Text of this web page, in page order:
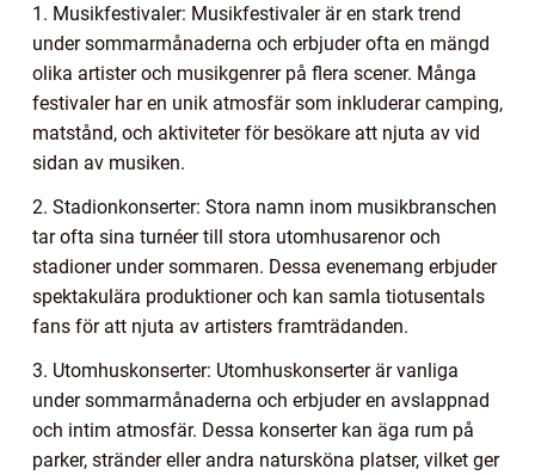
1. Musikfestivaler: Musikfestivaler är en stark trend
under sommarmånaderna och erbjuder ofta en mängd
olika artister och musikgenrer på flera scener. Många
festivaler har en unik atmosfär som inkluderar camping,
matstånd, och aktiviteter för besökare att njuta av vid
sidan av musiken.
2. Stadionkonserter: Stora namn inom musikbranschen
tar ofta sina turnéer till stora utomhusarenor och
stadioner under sommaren. Dessa evenemang erbjuder
spektakulära produktioner och kan samla tiotusentals
fans för att njuta av artisters framträdanden.
3. Utomhuskonserter: Utomhuskonserter är vanliga
under sommarmånaderna och erbjuder en avslappnad
och intim atmosfär. Dessa konserter kan äga rum på
parker, stränder eller andra natursköna platser, vilket ger